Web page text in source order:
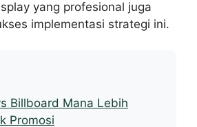
yang profesional juga
implementasi strategi ini.
Billboard Mana Lebih
Promosi